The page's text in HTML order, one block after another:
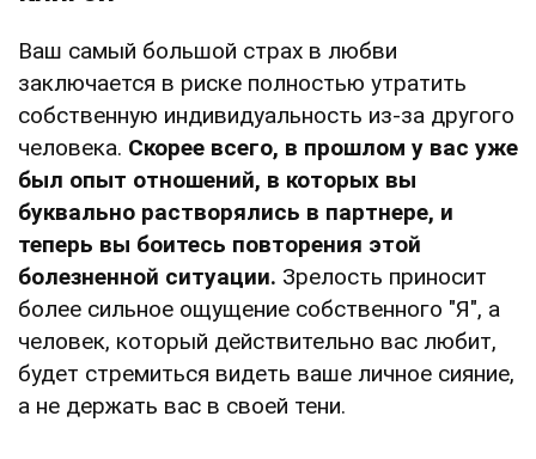
Ваш самый большой страх в любви
заключается в риске полностью утратить
собственную индивидуальность из-за другого
человека. Скорее всего, в прошлом у вас уже
был опыт отношений, в которых вы
буквально растворялись в партнере, и
теперь вы боитесь повторения этой
болезненной ситуации. Зрелость приносит
более сильное ощущение собственного "Я", а
человек, который действительно вас любит,
будет стремиться видеть ваше личное сияние,
а не держать вас в своей тени.